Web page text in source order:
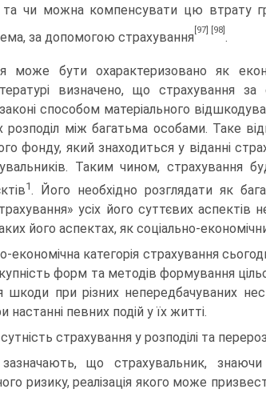
та чи можна компенсувати цю втрату
за допомогою страхування
[97] [98]
.
може бути охарактеризовано як
визна­чено, що
способом матеріального
розподіл між багатьма особами. Таке
фонду, який знаходиться у віданні
Таким чином, страхування
1. Його необхідно розглядати як
усіх його суттєвих
його аспектах, як соціально-
економічна категорія страхування
форм та методів формування
шкоди при різних непередбачуваних
настанні певних подій у їх житті.
страхування у розподілі та
що страхувальник,
ризику, реалі­зація якого може